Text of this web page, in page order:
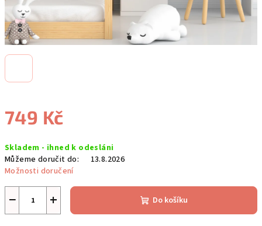
749 Kč
cena:
Skladem - ihned k odesláni
Můžeme doručit do:
13.8.2026
Možnosti doručení
+
− Do košíku